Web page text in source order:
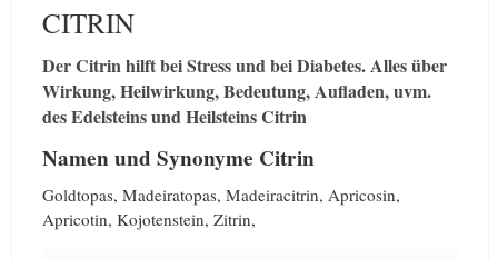
CITRIN
Der Citrin hilft bei Stress und bei Diabetes. Alles über
Wirkung, Heilwirkung, Bedeutung, Aufladen, uvm.
des Edelsteins und Heilsteins Citrin
Namen und Synonyme Citrin
Goldtopas, Madeiratopas, Madeiracitrin, Apricosin,
Apricotin, Kojotenstein, Zitrin,